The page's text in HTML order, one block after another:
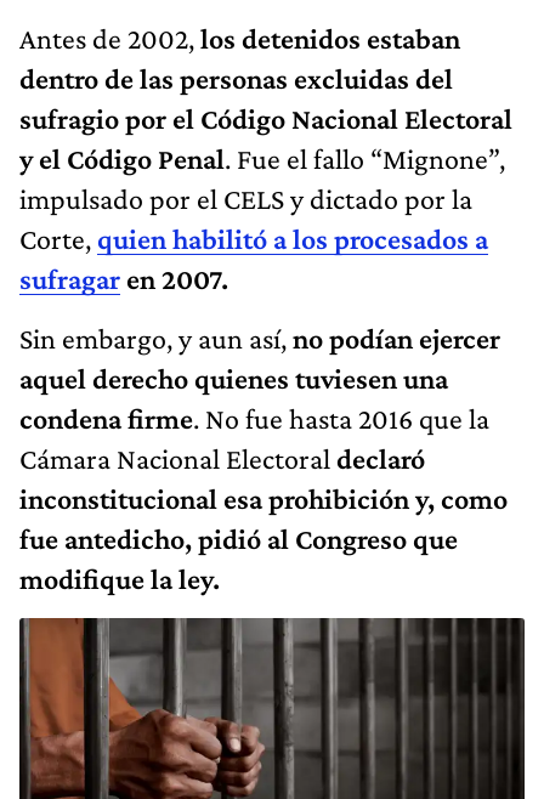
Antes de 2002,los detenidos estaban
dentro de las personas excluidas del
sufragio por el Código Nacional Electoral
y el Código Penal. Fue el fallo “Mignone”,
impulsado por el CELS y dictado por la
Corte, quien habilitó a los procesados a
sufragar en 2007.
Sin embargo, y aun así,no podían ejercer
aquel derecho quienes tuviesen una
condena firme. No fue hasta 2016 que la
Cámara Nacional Electoral declaró
inconstitucional esa prohibición y, como
fue antedicho, pidió al Congreso que
modifique la ley.